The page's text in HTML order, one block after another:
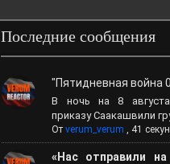
Последние сообщения
"Пятидневная война
В ночь на 8
приказу Саакашвили
Отverum_verum , 41
«Нас отправили